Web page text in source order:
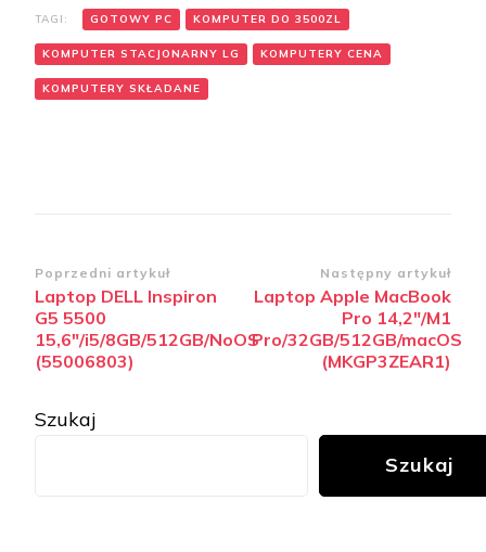
TAGI: GOTOWY PC KOMPUTER DO 3500ZL
KOMPUTER STACJONARNY LG KOMPUTERY CENA
KOMPUTERY SKŁADANE
Zobacz
wpisy
Poprzedni artykuł
Laptop DELL Inspiron
G5 5500
15,6″/i5/8GB/512GB/NoOS
(55006803)
Następny artykuł
Laptop Apple MacBook
Pro 14,2″/M1
Pro/32GB/512GB/macOS
(MKGP3ZEAR1)
Szukaj
Szukaj